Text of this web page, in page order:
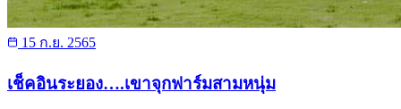
15 ก.ย. 2565
เช็คอินระยอง….เขาจุกฟาร์มสามหนุ่ม